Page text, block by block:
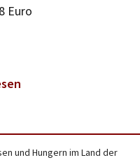
Euro
und Hungern im Land der